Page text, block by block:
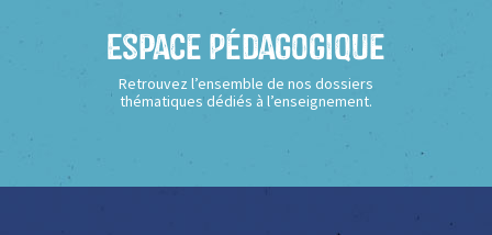
Espace Pédagogique
Retrouvez l’ensemble de nos dossiers
thématiques dédiés à l’enseignement.